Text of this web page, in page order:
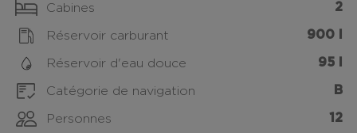
Cabines 2
Réservoir carburant 900 l
Réservoir d'eau douce 95 l
Catégorie de navigation B
Personnes 12